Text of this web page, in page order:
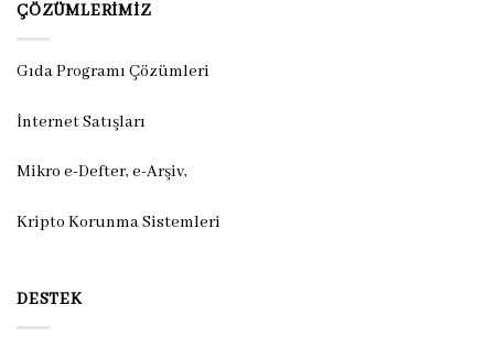
ÇÖZÜMLERIMIZ
Gıda Programı Çözümleri
İnternet Satışları
Mikro e-Defter, e-Arşiv,
Kripto Korunma Sistemleri
DESTEK